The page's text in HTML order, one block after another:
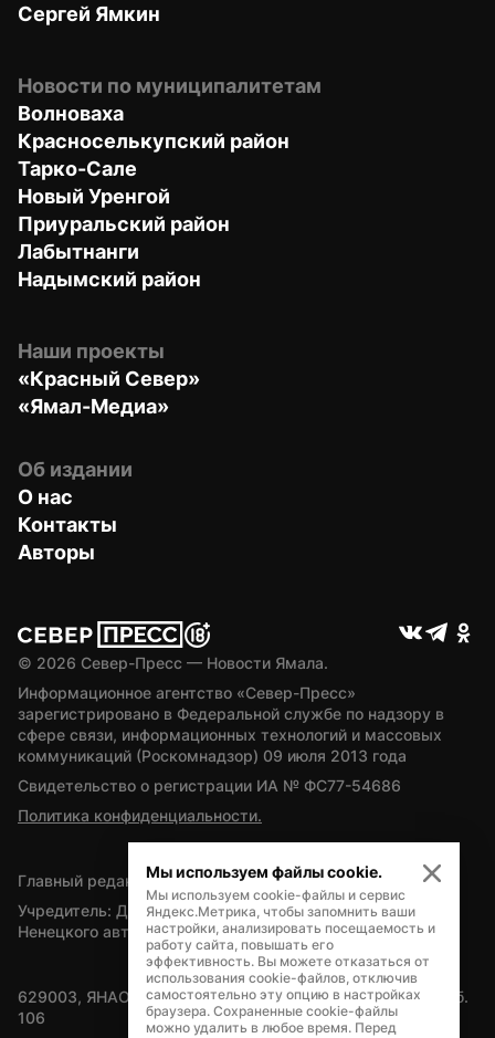
Сергей Ямкин
Новости по муниципалитетам
Волноваха
Красноселькупский район
Тарко-Сале
Новый Уренгой
Приуральский район
Лабытнанги
Надымский район
Наши проекты
«Красный Север»
«Ямал-Медиа»
Об издании
О нас
Контакты
Авторы
© 2026 Север-Пресс — Новости Ямала.
Информационное агентство «Север-Пресс»
зарегистрировано в Федеральной службе по надзору в
сфере связи, информационных технологий и массовых
коммуникаций (Роскомнадзор) 09 июля 2013 года
Свидетельство о регистрации ИА № ФС77-54686
Политика конфиденциальности.
Главный редактор — А.Л. Поздеев
Учредитель: Департамент внутренней политики Ямало-
Ненецкого автономного округа
629003, ЯНАО, Салехард, мкр. Богдана Кнунянца, д.1, каб.
106
Мы используем файлы cookie.
Мы используем cookie-файлы и сервис
Яндекс.Метрика, чтобы запомнить ваши
настройки, анализировать посещаемость и
работу сайта, повышать его
эффективность. Вы можете отказаться от
использования cookie-файлов, отключив
самостоятельно эту опцию в настройках
браузера. Сохраненные cookie-файлы
можно удалить в любое время. Перед